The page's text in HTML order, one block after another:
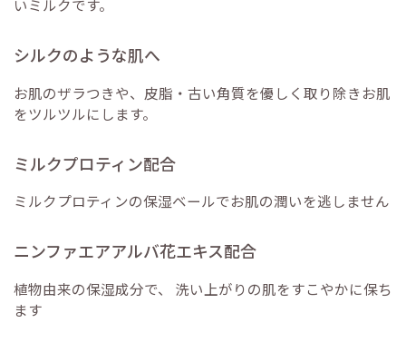
いミルクです。
シルクのような肌へ
お肌のザラつきや、皮脂・古い角質を優しく取り除きお肌
をツルツルにします。
ミルクプロティン配合
ミルクプロティンの保湿ベールでお肌の潤いを逃しません
ニンファエアアルバ花エキス配合
植物由来の保湿成分で、 洗い上がりの肌をすこやかに保ち
ます